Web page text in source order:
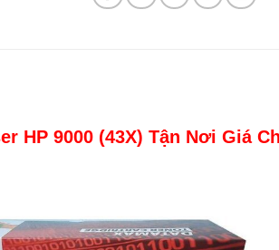
HP 9000 (43X) Tận Nơi Giá